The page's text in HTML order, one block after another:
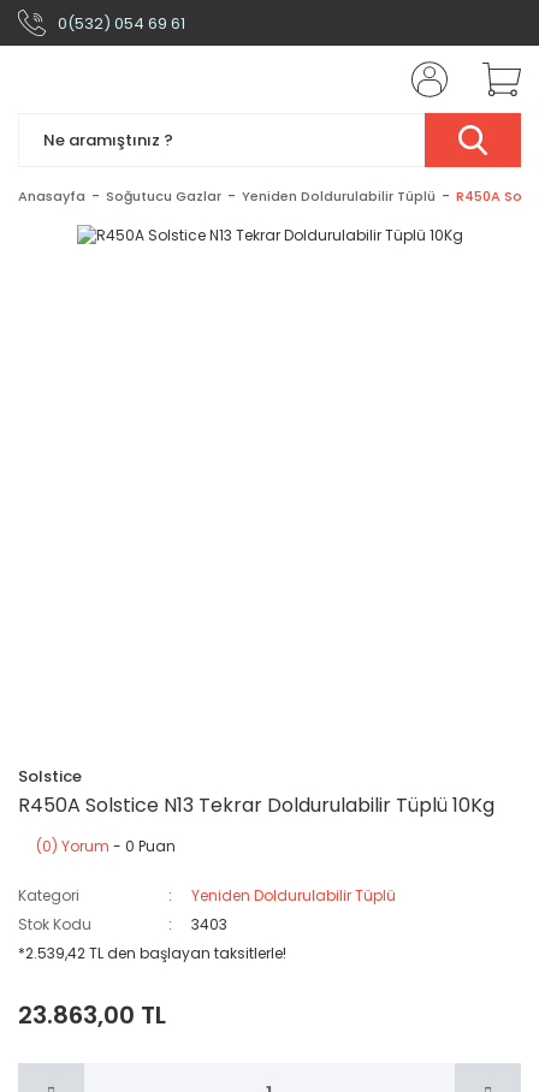
0(532) 054 69 61
Anasayfa Soğutucu Gazlar Yeniden Doldurulabilir Tüplü R450A
Solstice
R450A Solstice N13 Tekrar Doldurulabilir Tüplü 10Kg
(0) Yorum - 0 Puan
Kategori
Yeniden Doldurulabilir Tüplü
Stok Kodu
3403
*2.539,42 TL den başlayan taksitlerle!
23.863,00 TL